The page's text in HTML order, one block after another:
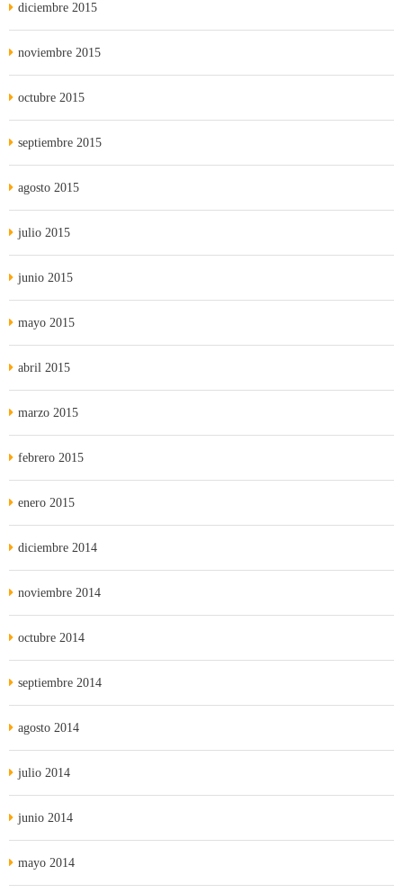
diciembre 2015
noviembre 2015
octubre 2015
septiembre 2015
agosto 2015
julio 2015
junio 2015
mayo 2015
abril 2015
marzo 2015
febrero 2015
enero 2015
diciembre 2014
noviembre 2014
octubre 2014
septiembre 2014
agosto 2014
julio 2014
junio 2014
mayo 2014